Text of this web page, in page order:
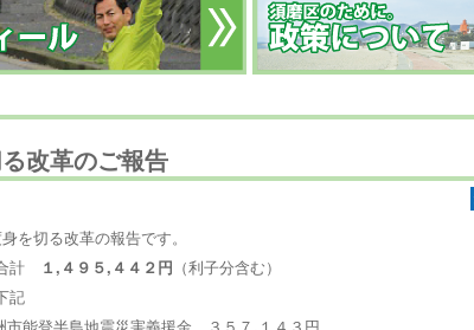
改革のご報告
を切る改革の報告です。
計
１,４９５,４４２円 （利子分含む）
記